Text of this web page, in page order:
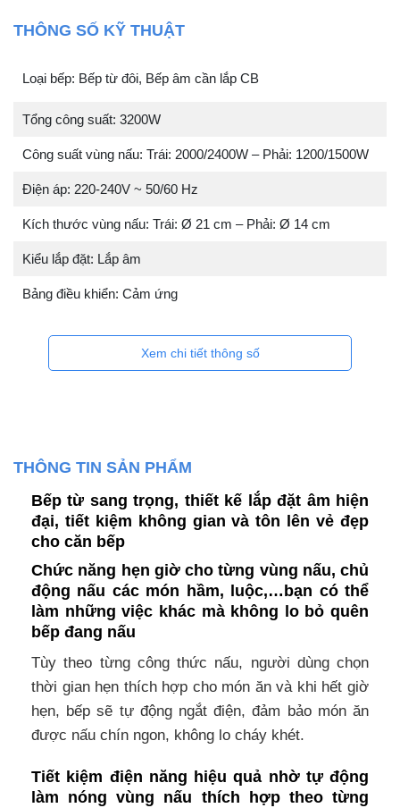
THÔNG SỐ KỸ THUẬT
Loại bếp: Bếp từ đôi, Bếp âm cần lắp CB
Tổng công suất: 3200W
Công suất vùng nấu: Trái: 2000/2400W – Phải: 1200/1500W
Điện áp: 220-240V ~ 50/60 Hz
Kích thước vùng nấu: Trái: Ø 21 cm – Phải: Ø 14 cm
Kiểu lắp đặt: Lắp âm
Bảng điều khiển: Cảm ứng
Xem chi tiết thông số
THÔNG TIN SẢN PHẨM
Bếp từ sang trọng, thiết kế lắp đặt âm hiện
đại, tiết kiệm không gian và tôn lên vẻ đẹp
cho căn bếp
Chức năng hẹn giờ cho từng vùng nấu, chủ
động nấu các món hầm, luộc,…bạn có thể
làm những việc khác mà không lo bỏ quên
bếp đang nấu
Tùy theo từng công thức nấu, người dùng chọn
thời gian hẹn thích hợp cho món ăn và khi hết giờ
hẹn, bếp sẽ tự động ngắt điện, đảm bảo món ăn
được nấu chín ngon, không lo cháy khét.
Tiết kiệm điện năng hiệu quả nhờ tự động
làm nóng vùng nấu thích hợp theo từng